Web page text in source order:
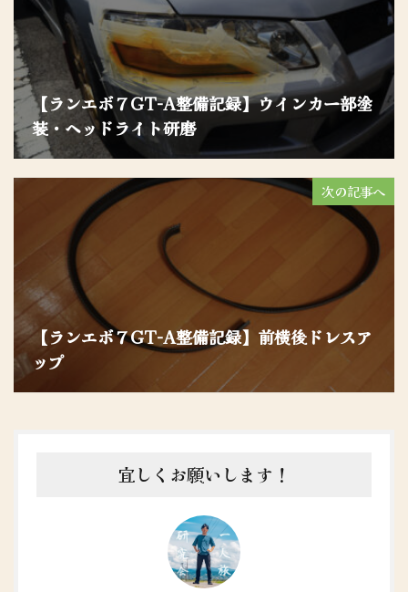
【ランエボ７GT-A整備記録】ウインカー部塗
装・ヘッドライト研磨
次の記事へ
【ランエボ７GT-A整備記録】前横後ドレスア
ップ
宜しくお願いします！